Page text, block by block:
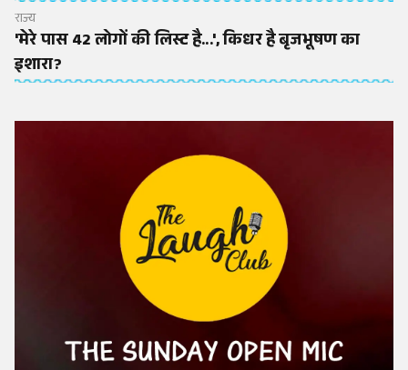
राज्य
'मेरे पास 42 लोगों की लिस्ट है...', किधर है बृजभूषण का
इशारा?